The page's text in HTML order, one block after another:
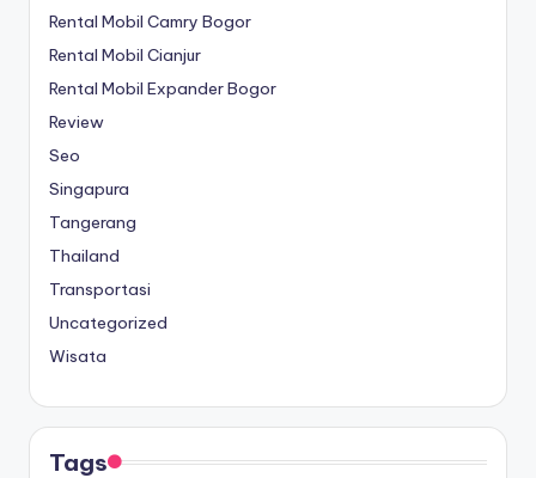
Rental Mobil Camry Bogor
Rental Mobil Cianjur
Rental Mobil Expander Bogor
Review
Seo
Singapura
Tangerang
Thailand
Transportasi
Uncategorized
Wisata
Tags